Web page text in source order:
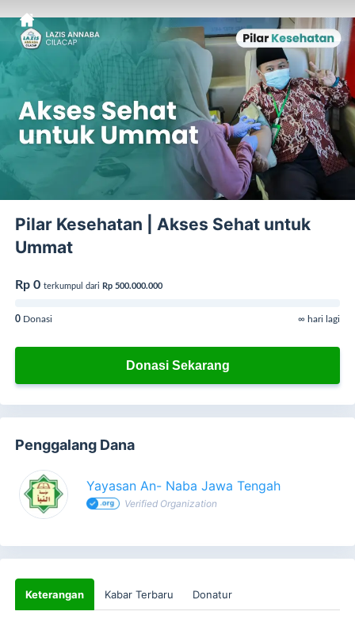
Pilar Kesehatan | Akses Sehat untuk
Ummat
Rp 0 terkumpul dari Rp 500.000.000
0 Donasi ∞ hari lagi
Donasi Sekarang
Penggalang Dana
Yayasan An- Naba Jawa Tengah
Verified Organization
Keterangan Kabar Terbaru Donatur